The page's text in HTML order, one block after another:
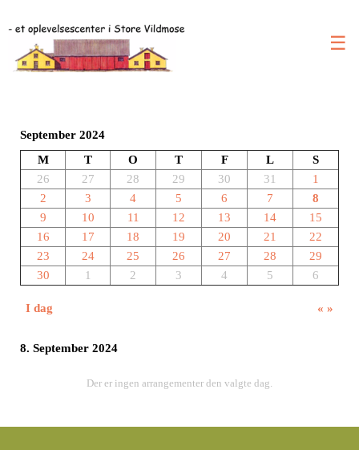
☰
September 2024
M
T O T F L
S
26
27 28 29 30 31
1
2
3 4 5 6 7
8
9
10 11 12 13 14
15
16
17 18 19 20 21
22
23
24 25 26 27 28
29
30
1 2 3 4 5 6
I dag « »
8. September 2024
Der er ingen arrangementer den valgte dag.